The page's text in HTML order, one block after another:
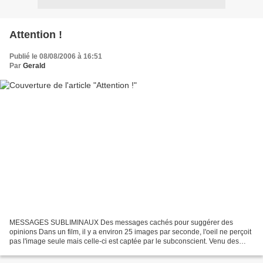
Attention !
Publié le 08/08/2006 à 16:51
Par Gerald
MESSAGES SUBLIMINAUX Des messages cachés pour suggérer des
opinions Dans un film, il y a environ 25 images par seconde, l'oeil ne perçoit
pas l'image seule mais celle-ci est captée par le subconscient. Venu des